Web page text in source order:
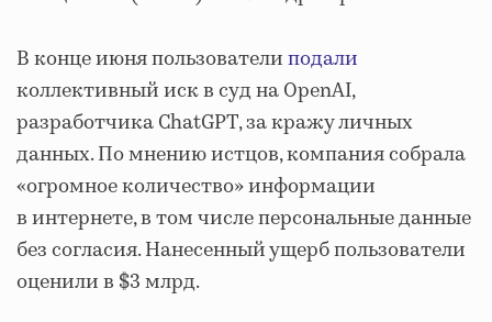
В конце июня пользователиподали
коллективный иск в суд на OpenAI,
разработчика ChatGPT, за кражу личных
данных. По мнению истцов, компания собрала
«огромное количество» информации
в интернете, в том числе персональные данные
без согласия. Нанесенный ущерб пользователи
оценили в $3 млрд.